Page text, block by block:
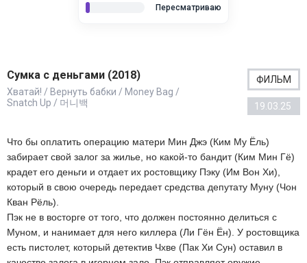
Пересматриваю
Сумка с деньгами (2018)
Хватай! / Вернуть бабки / Money Bag /
Snatch Up / 머니백
ФИЛЬМ
19.03.25
Что бы оплатить операцию матери Мин Джэ (Ким Му Ёль)
забирает свой залог за жилье, но какой-то бандит (Ким Мин Гё)
крадет его деньги и отдает их ростовщику Пэку (Им Вон Хи),
который в свою очередь передает средства депутату Муну (Чон
Кван Рёль).
Пэк не в восторге от того, что должен постоянно делиться с
Муном, и нанимает для него киллера (Ли Гён Ён). У ростовщика
есть пистолет, который детектив Чхве (Пак Хи Сун) оставил в